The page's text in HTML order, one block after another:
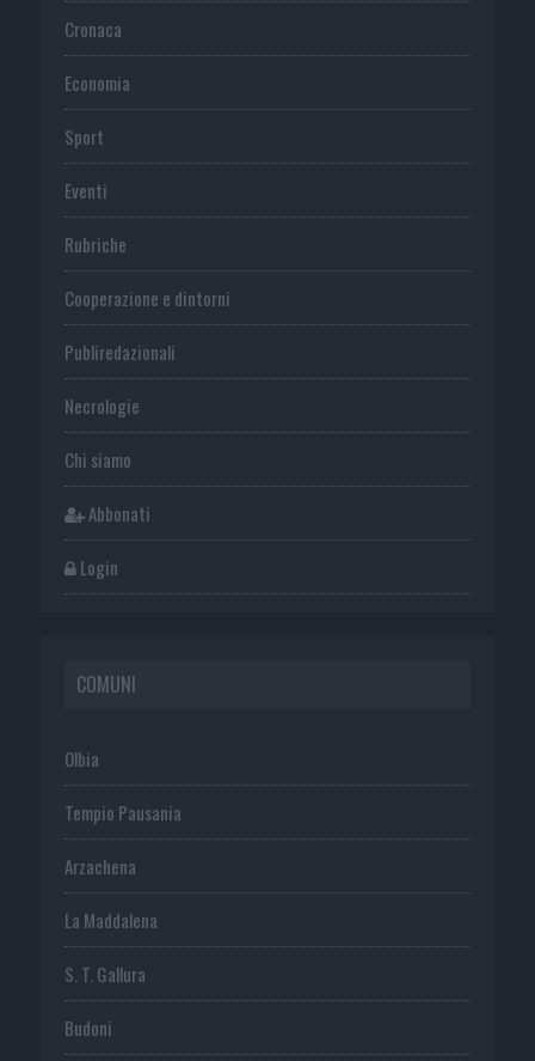
Cronaca
Economia
Sport
Eventi
Rubriche
Cooperazione e dintorni
Publiredazionali
Necrologie
Chi siamo
Abbonati
Login
COMUNI
Olbia
Tempio Pausania
Arzachena
La Maddalena
S. T. Gallura
Budoni